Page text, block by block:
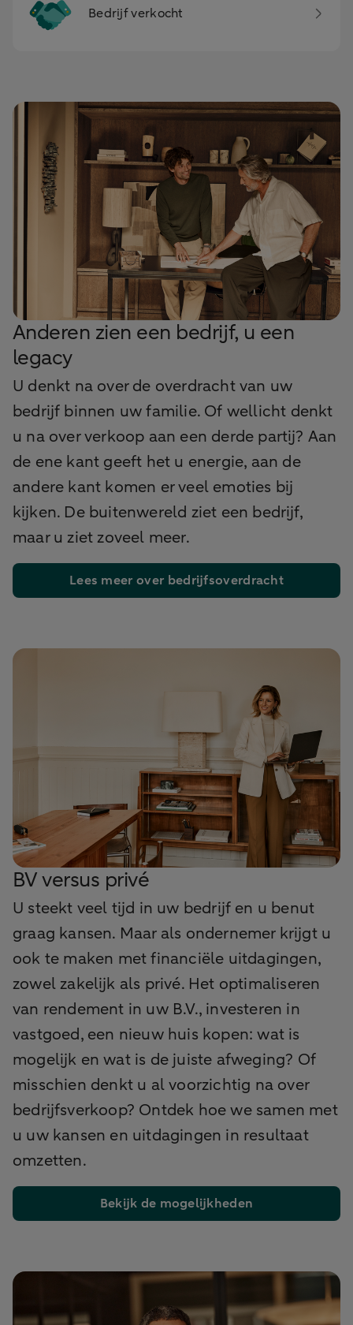
Bedrijf verkocht
Anderen zien een bedrijf, u een
legacy
U denkt na over de overdracht van uw
bedrijf binnen uw familie. Of wellicht denkt
u na over verkoop aan een derde partij? Aan
de ene kant geeft het u energie, aan de
andere kant komen er veel emoties bij
kijken. De buitenwereld ziet een bedrijf,
maar u ziet zoveel meer.
Lees meer over bedrijfsoverdracht
BV versus privé
U steekt veel tijd in uw bedrijf en u benut
graag kansen. Maar als ondernemer krijgt u
ook te maken met financiële uitdagingen,
zowel zakelijk als privé. Het optimaliseren
van rendement in uw B.V., investeren in
vastgoed, een nieuw huis kopen: wat is
mogelijk en wat is de juiste afweging? Of
misschien denkt u al voorzichtig na over
bedrijfsverkoop? Ontdek hoe we samen met
u uw kansen en uitdagingen in resultaat
omzetten.
Bekijk de mogelijkheden